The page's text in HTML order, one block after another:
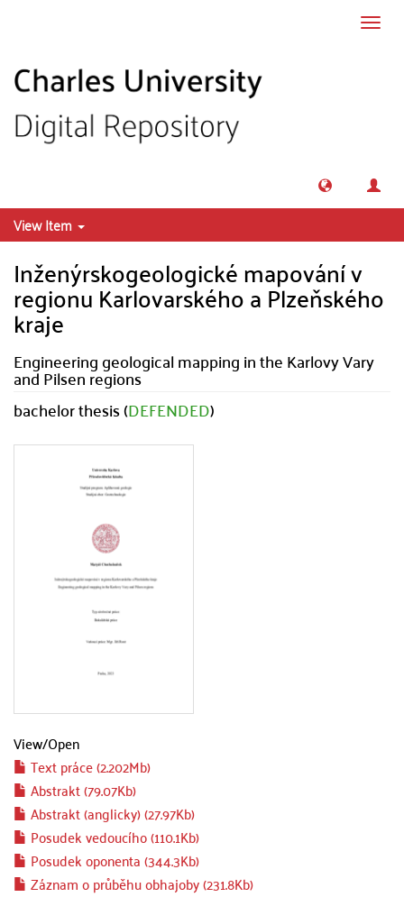
View Item
Inženýrskogeologické mapování v
regionu Karlovarského a Plzeňského
kraje
Engineering geological mapping in the Karlovy Vary
and Pilsen regions
bachelor thesis (DEFENDED)
View/Open
Text práce (2.202Mb)
Abstrakt (79.07Kb)
Abstrakt (anglicky) (27.97Kb)
Posudek vedoucího (110.1Kb)
Posudek oponenta (344.3Kb)
Záznam o průběhu obhajoby (231.8Kb)